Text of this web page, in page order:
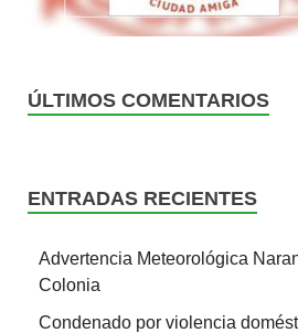
ÚLTIMOS COMENTARIOS
ENTRADAS RECIENTES
Advertencia Meteorológica
Colonia
Condenado por violencia